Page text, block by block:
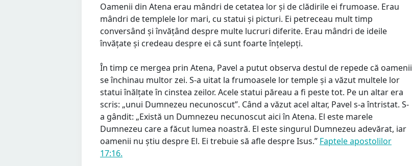
Oamenii din Atena erau mândri de cetatea lor și de clădirile ei frumoase. Erau
mândri de templele lor mari, cu statui și picturi. Ei petreceau mult timp
conversând și învățând despre multe lucruri diferite. Erau mândri de ideile
învățate și credeau despre ei că sunt foarte înțelepți.
În timp ce mergea prin Atena, Pavel a putut observa destul de repede că oamenii
se închinau multor zei. S-a uitat la frumoasele lor temple și a văzut multele lor
statui înălțate în cinstea zeilor. Acele statui păreau a fi peste tot. Pe un altar era
scris: „unui Dumnezeu necunoscut”. Când a văzut acel altar, Pavel s-a întristat. S-
a gândit: „Există un Dumnezeu necunoscut aici în Atena. El este marele
Dumnezeu care a făcut lumea noastră. El este singurul Dumnezeu adevărat, iar
oamenii nu știu despre El. Ei trebuie să afle despre Isus.” Faptele apostolilor
17:16.